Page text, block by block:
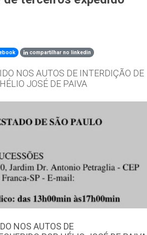
compartilhar no linkedin
NOS AUTOS DE INTERDIÇÃO DE
JOSÉ DE PAIVA
NOS AUTOS DE